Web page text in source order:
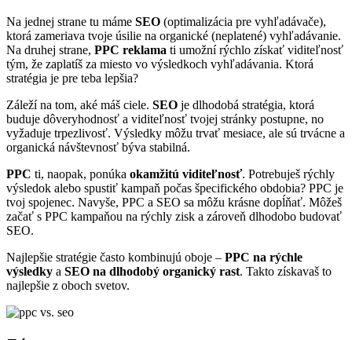
Na jednej strane tu máme SEO (optimalizácia pre vyhľadávače),
ktorá zameriava tvoje úsilie na organické (neplatené) vyhľadávanie.
Na druhej strane, PPC reklama ti umožní rýchlo získať viditeľnosť
tým, že zaplatíš za miesto vo výsledkoch vyhľadávania. Ktorá
stratégia je pre teba lepšia?
Záleží na tom, aké máš ciele. SEO je dlhodobá stratégia, ktorá
buduje dôveryhodnosť a viditeľnosť tvojej stránky postupne, no
vyžaduje trpezlivosť. Výsledky môžu trvať mesiace, ale sú trvácne a
organická návštevnosť býva stabilná.
PPC ti, naopak, ponúka okamžitú viditeľnosť. Potrebuješ rýchly
výsledok alebo spustiť kampaň počas špecifického obdobia? PPC je
tvoj spojenec. Navyše, PPC a SEO sa môžu krásne dopĺňať. Môžeš
začať s PPC kampaňou na rýchly zisk a zároveň dlhodobo budovať
SEO.
Najlepšie stratégie často kombinujú oboje – PPC na rýchle
výsledky a SEO na dlhodobý organický rast. Takto získavaš to
najlepšie z oboch svetov.